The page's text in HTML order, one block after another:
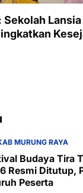
MURUNG RAYA
Budaya Tira
Resmi Ditutup,
Peserta